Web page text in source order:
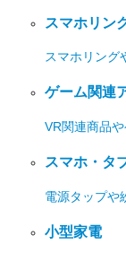
スマホリン
スマホリング
ゲーム関連
VR関連商品
スマホ・タ
電源タップや
小型家電